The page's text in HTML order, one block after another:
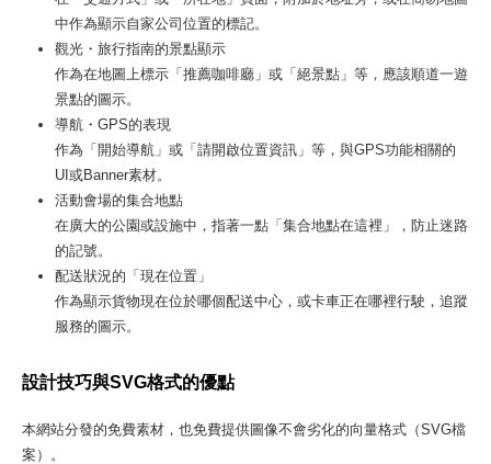
中作為顯示自家公司位置的標記。
觀光・旅行指南的景點顯示
作為在地圖上標示「推薦咖啡廳」或「絕景點」等，應該順道一遊
景點的圖示。
導航・GPS的表現
作為「開始導航」或「請開啟位置資訊」等，與GPS功能相關的
UI或Banner素材。
活動會場的集合地點
在廣大的公園或設施中，指著一點「集合地點在這裡」，防止迷路
的記號。
配送狀況的「現在位置」
作為顯示貨物現在位於哪個配送中心，或卡車正在哪裡行駛，追蹤
服務的圖示。
設計技巧與SVG格式的優點
本網站分發的免費素材，也免費提供圖像不會劣化的向量格式（SVG檔
案）。